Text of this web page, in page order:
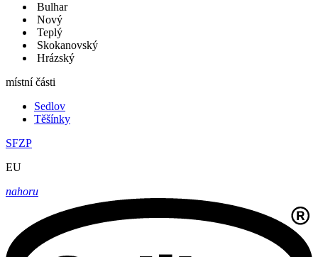
Bulhar
Nový
Teplý
Skokanovský
Hrázský
místní části
Sedlov
Těšínky
SFZP
EU
nahoru